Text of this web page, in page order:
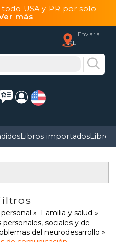
USA y PR por solo
más
Enviar a
FL
Libros importadosLibros
Familia y salud
sociales y de
del neurodesarrollo